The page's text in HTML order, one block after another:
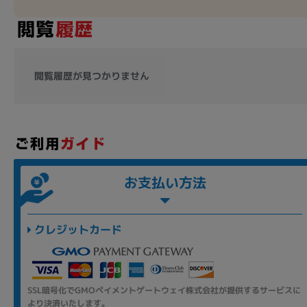
閲覧履歴が見つかりません
お支払い方法
クレジットカード
SSL暗号化でGMOペイメントゲートウェイ株式会社が提供するサービスに
より決済いたします。